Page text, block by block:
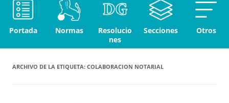
Portada Normas
Resolucio
nes
Secciones Otros
ARCHIVO DE LA ETIQUETA: COLABORACION NOTARIAL